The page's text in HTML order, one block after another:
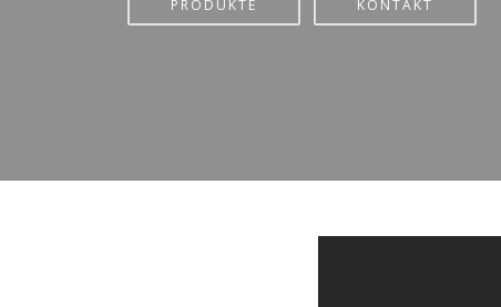
PRODUKTE KONTAKT